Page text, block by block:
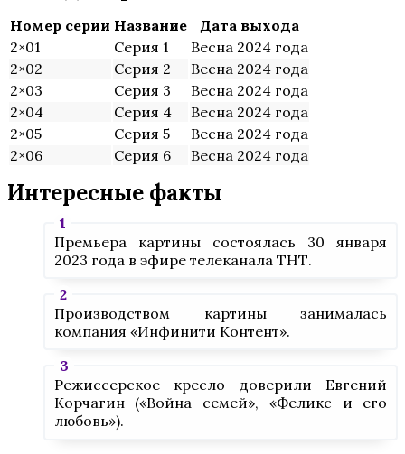
Номер серии Название
Дата выхода
2×01
Серия 1
Весна 2024 года
2×02
Серия 2
Весна 2024 года
2×03
Серия 3
Весна 2024 года
2×04
Серия 4
Весна 2024 года
2×05
Серия 5
Весна 2024 года
2×06
Серия 6 Весна 2024 года
Интересные факты
Премьера картины состоялась 30 января
2023 года в эфире телеканала ТНТ.
Производством картины занималась
компания «Инфинити Контент».
Режиссерское кресло доверили Евгений
Корчагин («Война семей», «Феликс и его
любовь»).